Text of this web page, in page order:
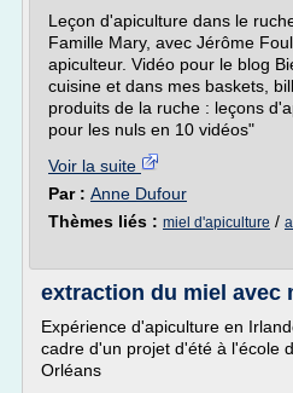
Leçon d'apiculture dans le
Famille Mary, avec Jérôme
apiculteur. Vidéo pour le blog
cuisine et dans mes baskets,
produits de la ruche : leçons
pour les nuls en 10 vidéos"
Voir la suite
Par : Anne Dufour
Thèmes liés : miel d'apiculture /
extraction du miel avec
Expérience d'apiculture en
cadre d'un projet d'été à l'école
Orléans